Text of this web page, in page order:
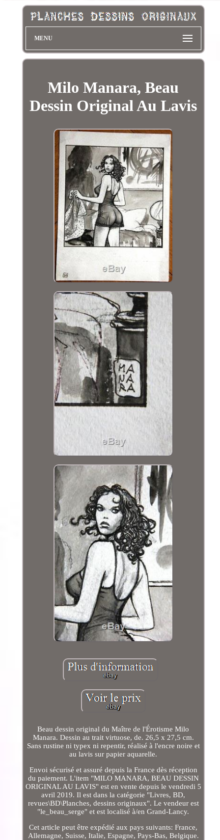
MENU
Milo Manara, Beau
Dessin Original Au Lavis
Beau dessin original du Maître de l'Érotisme Milo
Manara. Dessin au trait virtuose, de. 26,5 x 27,5 cm.
Sans rustine ni typex ni repentir, réalisé à l'encre noire et
au lavis sur papier aquarelle.
Envoi sécurisé et assuré depuis la France dès réception
du paiement. L'item "MILO MANARA, BEAU DESSIN
ORIGINAL AU LAVIS" est en vente depuis le vendredi 5
avril 2019. Il est dans la catégorie "Livres, BD,
revues\BD\Planches, dessins originaux". Le vendeur est
"le_beau_serge" et est localisé à/en Grand-Lancy.
Cet article peut être expédié aux pays suivants: France,
Allemagne, Suisse, Italie, Espagne, Pays-Bas, Belgique.